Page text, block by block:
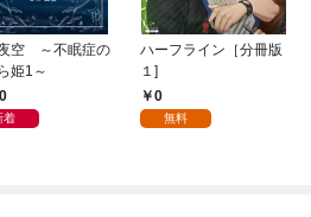
空 ～不眠症の
姫1～
着
ハーフライン［分冊版
１]
0
無料